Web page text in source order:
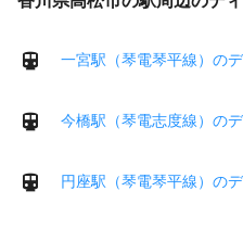
一宮駅（琴電琴平線）の
今橋駅（琴電志度線）の
円座駅（琴電琴平線）の